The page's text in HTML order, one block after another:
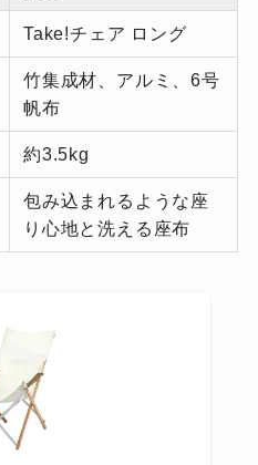
Take!チェア ロング
竹集成材、アルミ、6号
帆布
約3.5kg
包み込まれるような座
り心地と洗える座布